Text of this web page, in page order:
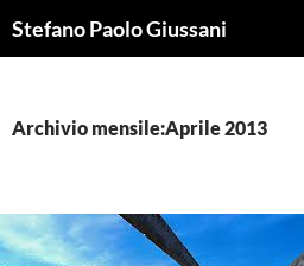
alStefano Paolo Giussani
Archivio mensile:Aprile 2013